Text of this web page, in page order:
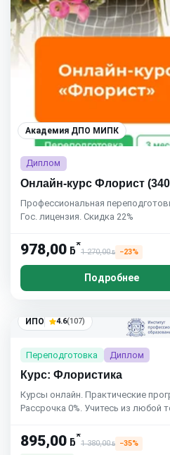
Академия ДПО МИПК
Диплом
Онлайн-курс Флорист
Профессиональная
Гос. лицензия. Скидка 22%
978,00 ƃ*
1 270,00ƃ −23%
Подробнее
ИПО 4.6(107)
Переподготовка Диплом
Курс: Флористика
Курсы онлайн. Практические
Рассрочка 0%. Учитесь из любой
895,00 ƃ*
1 380,00ƃ
−35%